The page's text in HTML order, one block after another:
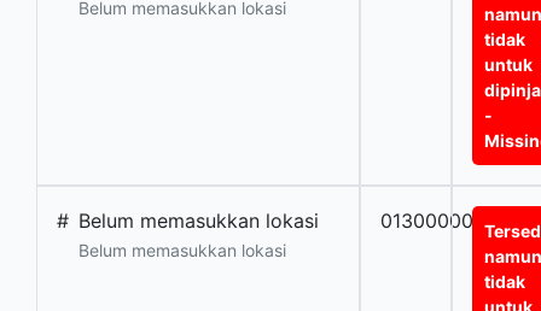
Belum memasukkan lokasi
tidak
untuk
-
# Belum memasukkan lokasi
Belum memasukkan lokasi
0130000000456
tidak